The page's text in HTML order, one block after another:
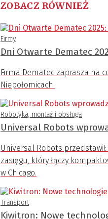
ZOBACZ RÓWNIEŻ
Firmy
Dni Otwarte Dematec
Firma Dematec zaprasza na
Niepołomicach.
Robotyka, montaż i obsługa
Universal Robots
Universal Robots przedstawił
zasięgu, który łączy
w Chicago.
Transport
Kiwitron: Nowe